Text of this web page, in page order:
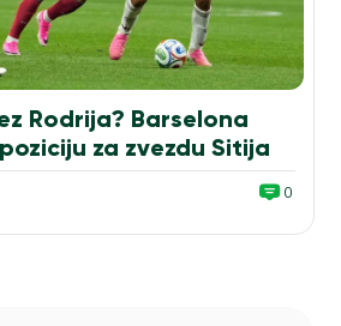
Rodrija? Barselona
za zvezdu Sitija
0